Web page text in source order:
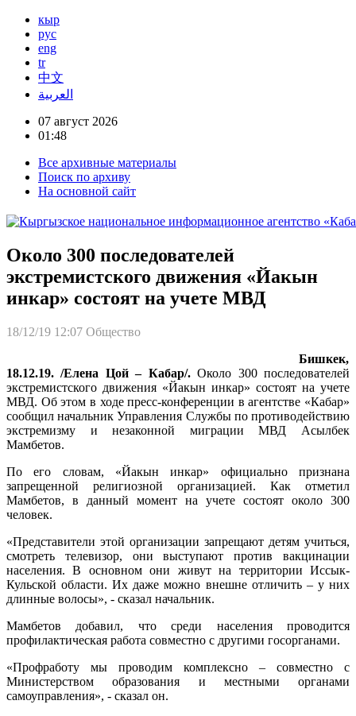
кыр
рус
eng
tr
中文
العربية
07 август 2026
01:48
Все архивные материалы
Поиск по архиву
На основной сайт
Около 300 последователей
экстремистского движения «Йакын
инкар» состоят на учете МВД
18/12/19 12:07 Общество
Бишкек,
18.12.19. /Елена Цой – Кабар/.Около 300 последователей
экстремистского движения «Йакын инкар» состоят на учете
МВД. Об этом в ходе пресс-конференции в агентстве «Кабар»
сообщил начальник Управления Службы по противодействию
экстремизму и незаконной миграции МВД Асылбек
Мамбетов.
По его словам, «Йакын инкар» официально признана
запрещенной религиозной организацией. Как отметил
Мамбетов, в данный момент на учете состоят около 300
человек.
«Представители этой организации запрещают детям учиться,
смотреть телевизор, они выступают против вакцинации
населения. В основном они живут на территории Иссык-
Кульской области. Их даже можно внешне отличить – у них
длинные волосы», - сказал начальник.
Мамбетов добавил, что среди населения проводится
профилактическая работа совместно с другими госорганами.
«Профработу мы проводим комплексно – совместно с
Министерством образования и местными органами
самоуправления», - сказал он.